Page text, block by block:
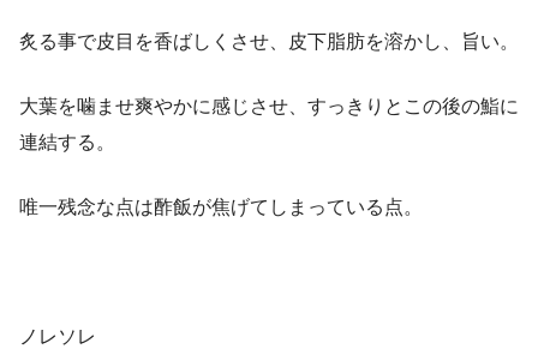
炙る事で皮目を香ばしくさせ、皮下脂肪を溶かし、旨い。
大葉を噛ませ爽やかに感じさせ、すっきりとこの後の鮨に
連結する。
唯一残念な点は酢飯が焦げてしまっている点。
ノレソレ